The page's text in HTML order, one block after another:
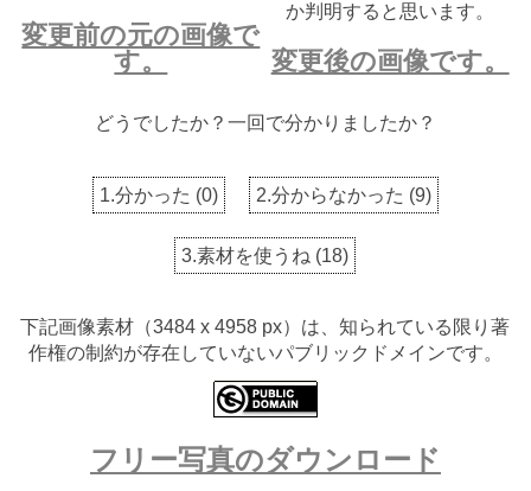
か判明すると思います。
変更前の元の画像で
す。
変更後の画像です。
どうでしたか？一回で分かりましたか？
1.分かった (0) 2.分からなかった (9)
3.素材を使うね (18)
下記画像素材（3484 x 4958 px）は、知られている限り著
作権の制約が存在していないパブリックドメインです。
フリー写真のダウンロード